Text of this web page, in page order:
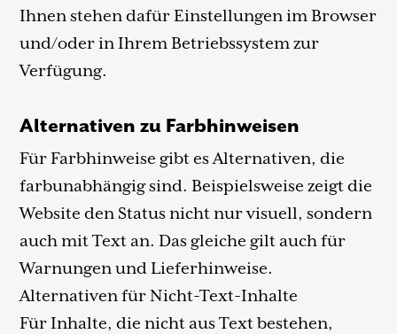
Ihnen stehen dafür Einstellungen im Browser
und/oder in Ihrem Betriebssystem zur
Verfügung.
Alternativen zu Farbhinweisen
Für Farbhinweise gibt es Alternativen, die
farbunabhängig sind. Beispielsweise zeigt die
Website den Status nicht nur visuell, sondern
auch mit Text an. Das gleiche gilt auch für
Warnungen und Lieferhinweise.
Alternativen für Nicht-Text-Inhalte
Für Inhalte, die nicht aus Text bestehen,